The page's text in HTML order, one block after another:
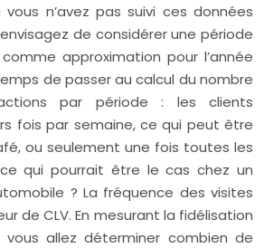
n’avez pas suivi ces données
de considérer une période
approximation pour l’année
de passer au calcul du nombre
par période : les clients
fois par semaine, ce qui peut être
ou seulement une fois toutes les
qui pourrait être le cas chez un
? La fréquence des visites
de CLV. En mesurant la fidélisation
allez déterminer combien de